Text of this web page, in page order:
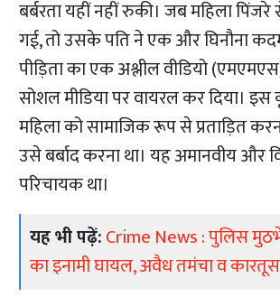
बर्बरता यहीं नहीं रुकी। जब महिला
गई, तो उसके पति ने एक और घिनौना
पीड़िता का एक अश्लील वीडियो
सोशल मीडिया पर वायरल कर दिया। इस
महिला को सामाजिक रूप से प्रताड़ित
उसे बर्बाद करना था। यह अमानवीय और
परिचायक था।
यह भी पढ़ें:Crime News : पुलिस
का इनामी घायल, अवैध तमंचा व